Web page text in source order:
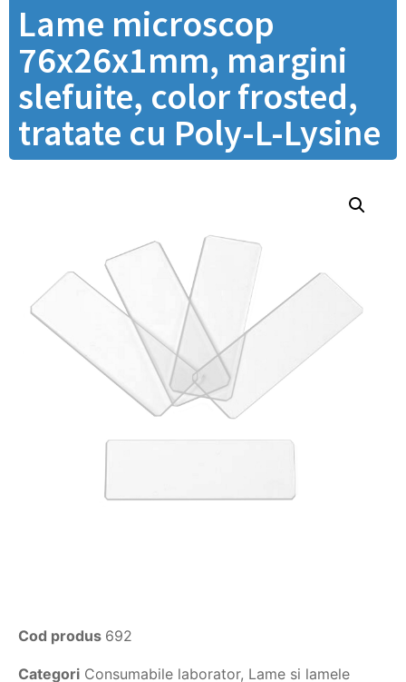
Lame microscop
76x26x1mm, margini
slefuite, color frosted,
tratate cu Poly-L-Lysine
Cod produs 692
Categori Consumabile laborator, Lame si lamele